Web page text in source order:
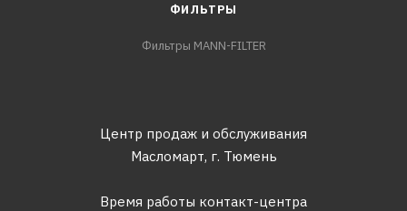
ФИЛЬТРЫ
Фильтры MANN-FILTER
Центр продаж и обслуживания
Масломарт, г. Тюмень
Время работы контакт-центра